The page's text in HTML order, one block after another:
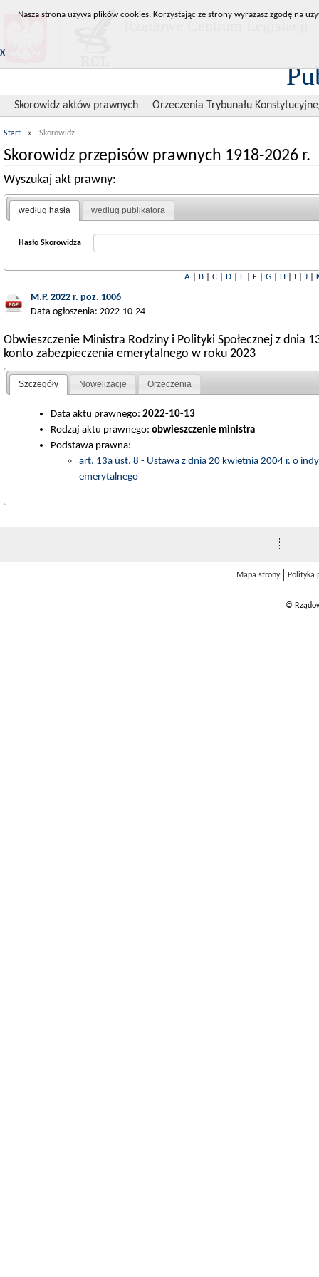
Skorowidz aktów prawnych Orzeczenia Trybunału
Start » Skorowidz
Skorowidz przepisów prawnych 1918-2026 r.
Wyszukaj akt prawny:
według hasła według publikatora
Hasło Skorowidza
A| B| C| D| E| F| G| H| I| J|
M.P. 2022 r. poz. 1006
Data ogłoszenia: 2022-10-24
Obwieszczenie Ministra Rodziny i Polityki Społecznej z dnia
konto zabezpieczenia emerytalnego w roku 2023
Szczegóły Nowelizacje Orzeczenia
Data aktu prawnego: 2022-10-13
Rodzaj aktu prawnego: obwieszczenie ministra
Podstawa prawna:
art. 13a ust. 8 - Ustawa z dnia 20 kwietnia 2004 r. o
emerytalnego
Mapa strony Polityka
©
Nasza strona używa plików cookies. Korzystając ze strony wyrażasz zgodę na
X